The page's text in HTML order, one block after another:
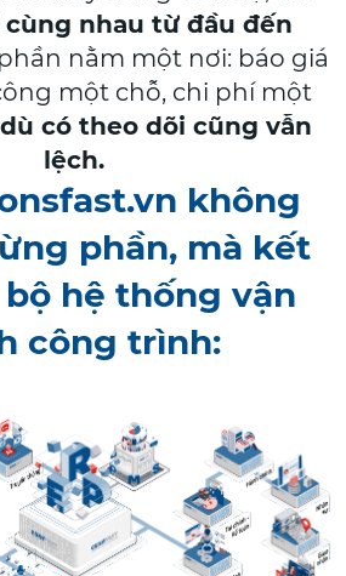
nhau từ đầu đến
nằm một nơi: báo giá
một chỗ, chi phí một
có theo dõi cũng vẫn
lệch.
không
phần, mà kết
hệ thống vận
công trình: